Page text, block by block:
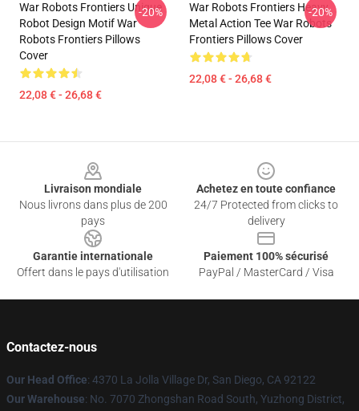
War Robots Frontiers Unique
Robot Design Motif War
Robots Frontiers Pillows
Cover
22,08 € - 26,68 €
-20%
War Robots Frontiers Heavy
Metal Action Tee War Robots
Frontiers Pillows Cover
22,08 € - 26,68 €
-20%
Livraison mondiale
Nous livrons dans plus de 200
pays
Achetez en toute confiance
24/7 Protected from clicks to
delivery
Garantie internationale
Offert dans le pays d'utilisation
Paiement 100% sécurisé
PayPal / MasterCard / Visa
Contactez-nous
Our Head Office: 4370 La Jolla Village Dr, San Diego, CA 92122
Our Warehouse: No. 7070 Zhongshan Road South, Yuzhong District,